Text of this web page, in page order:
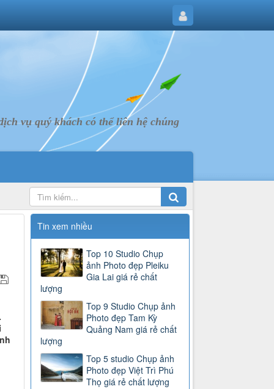
vụ quý khách có thể liên hệ chúng
Tin xem nhiều
Top 10 Studio Chụp
ảnh Photo đẹp Pleiku
Gia Lai giá rẻ chất
lượng
Top 9 Studio Chụp ảnh
Photo đẹp Tam Kỳ
Quảng Nam giá rẻ chất
lượng
Top 5 studio Chụp ảnh
Photo đẹp Việt Trì Phú
Thọ giá rẻ chất lượng